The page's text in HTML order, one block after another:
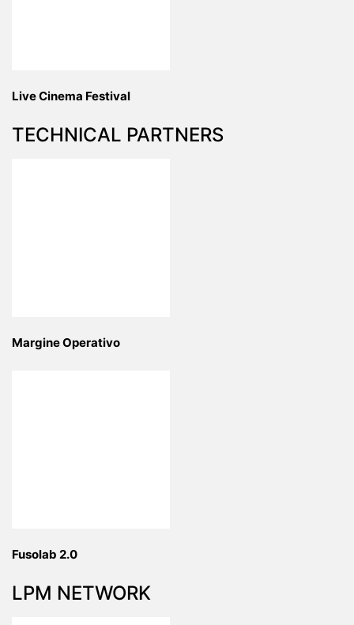
Live Cinema Festival
TECHNICAL PARTNERS
Margine Operativo
Fusolab 2.0
LPM NETWORK